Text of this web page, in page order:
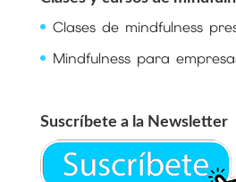
Clases de mindfulness
Mindfulness para
Suscríbete a la Newsletter